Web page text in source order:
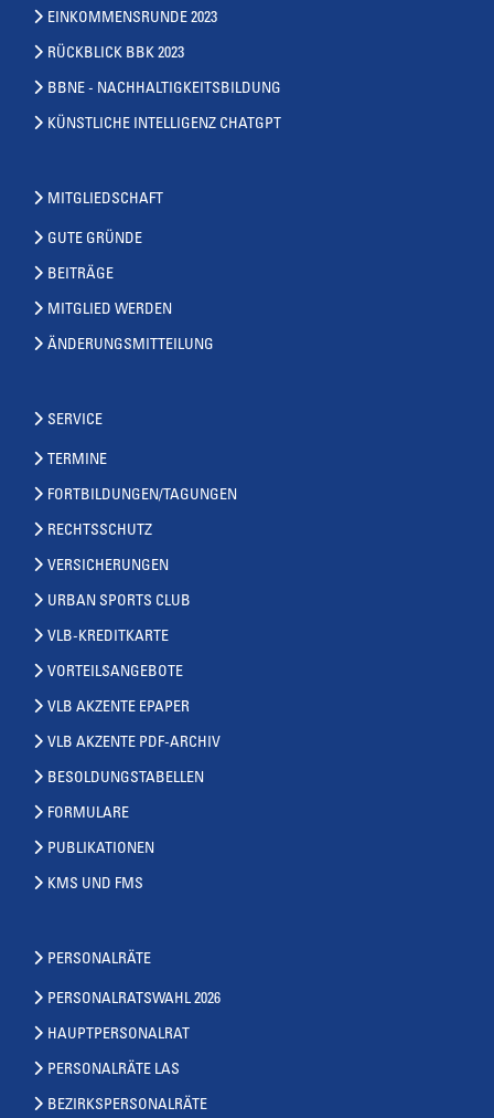
EINKOMMENSRUNDE 2023
RÜCKBLICK BBK 2023
BBNE - NACHHALTIGKEITSBILDUNG
KÜNSTLICHE INTELLIGENZ CHATGPT
MITGLIEDSCHAFT
GUTE GRÜNDE
BEITRÄGE
MITGLIED WERDEN
ÄNDERUNGSMITTEILUNG
SERVICE
TERMINE
FORTBILDUNGEN/TAGUNGEN
RECHTSSCHUTZ
VERSICHERUNGEN
URBAN SPORTS CLUB
VLB-KREDITKARTE
VORTEILSANGEBOTE
VLB AKZENTE EPAPER
VLB AKZENTE PDF-ARCHIV
BESOLDUNGSTABELLEN
FORMULARE
PUBLIKATIONEN
KMS UND FMS
PERSONALRÄTE
PERSONALRATSWAHL 2026
HAUPTPERSONALRAT
PERSONALRÄTE LAS
BEZIRKSPERSONALRÄTE